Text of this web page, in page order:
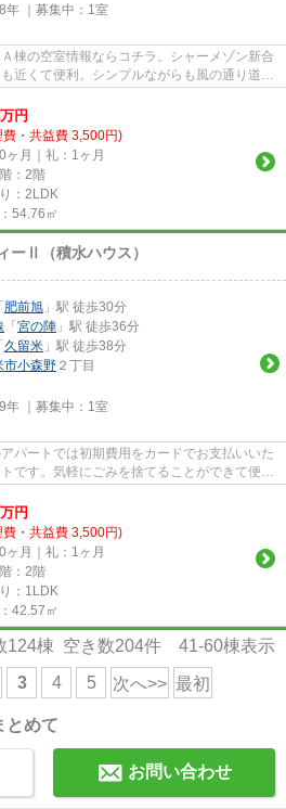
｜募集中： 1室
棟の空室情報ならコチラ。シャーメゾン新合
近くて便利。シンプルながらも風の通り道が
万円
費・共益費 3,500円)
ヶ月｜礼：1ヶ月
：2階
：2LDK
54.76㎡
ーⅡ（積水ハウス）
「肥前旭 」駅 徒歩30分
「宮の陣 」駅 徒歩36分
「久留米 」駅 徒歩38分
市小森野 ２丁目
｜募集中： 1室
パートでは初期費用をカードでお支払いいた
です。気軽にごみを捨てることができて便利
万円
費・共益費 3,500円)
ヶ月｜礼：1ヶ月
：2階
：1LDK
42.57㎡
124棟 空き数204件 41-60棟表示
3 4 5 次へ>> 最初
とめて
お問い合わせ